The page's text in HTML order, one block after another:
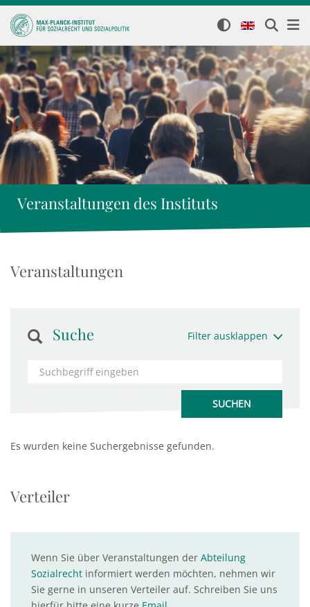
Veranstaltungen des Instituts
Veranstaltungen
Suche Filter ausklappen
Es wurden keine Suchergebnisse gefunden.
Verteiler
Wenn Sie über Veranstaltungen der Abteilung
Sozialrecht informiert werden möchten, nehmen wir
Sie gerne in unseren Verteiler auf. Schreiben Sie uns